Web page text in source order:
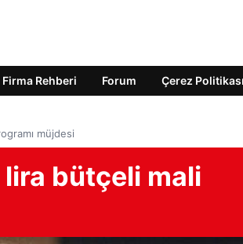
Firma Rehberi Forum Çerez Politikası
müjdesi
lira bütçeli mali